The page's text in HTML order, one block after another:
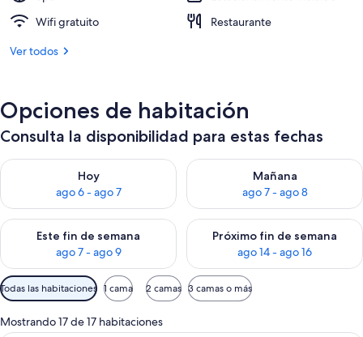
Wifi gratuito
Restaurante
Ver todos
Opciones de habitación
Consulta la disponibilidad para estas fechas
Hoy
ago 6 - ago 7
Consulta la disponibilidad para hoy ago 6 - ago 7
Mañana
ago 7 - ago 8
Consulta la disponibilidad
Este fin de semana
ago 7 - ago 9
Consulta la disponibilidad para este fin de semana ago 7 -
Próximo fin de semana
ago 14 - ago 16
Consulta la disponibilidad
Filtros
disponibles
para
Todas las habitaciones 1 cama 2 camas 3 camas o más
Mostrando 17 de 17 habitaciones